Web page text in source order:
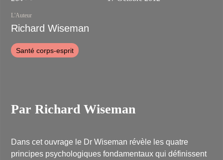
L'Auteur
Richard Wiseman
Santé corps-esprit
Par Richard Wiseman
Dans cet ouvrage le Dr Wiseman révèle les quatre
principes psychologiques fondamentaux qui définissent